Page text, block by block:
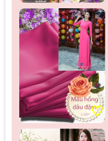
♡